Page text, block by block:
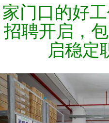
家门口的好
招聘开启，
启稳定